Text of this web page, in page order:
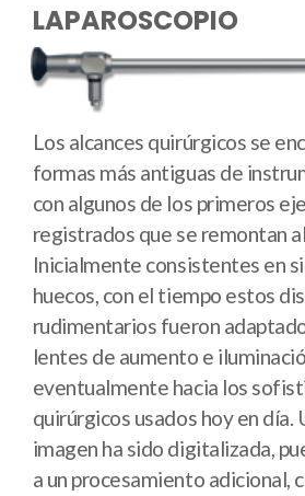
LAPAROSCOPIO
Los alcances quirúrgicos se
formas más antiguas de
con algunos de los primeros
registrados que se remontan
Inicialmente consistentes en
huecos, con el tiempo estos
rudimentarios fueron
lentes de aumento e
eventualmente hacia los
quirúrgicos usados hoy en día.
imagen ha sido digitalizada,
a un procesamiento adicional,